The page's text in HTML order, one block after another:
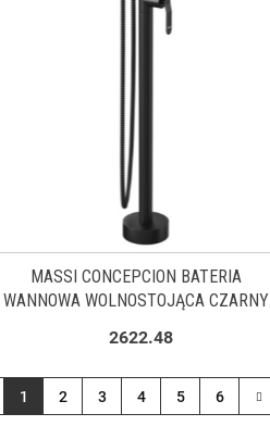
MASSI CONCEPCION BATERIA
WANNOWA WOLNOSTOJĄCA CZARNY
2622.48
1 2 3 4 5 6